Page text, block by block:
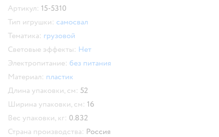
Артикул: 15-5310
Тип игрушки: самосвал
Тематика: грузовой
Световые эффекты: Нет
Электропитание: без питания
Материал: пластик
Длина упаковки, см: 52
Ширина упаковки, см: 16
Вес упаковки, кг: 0.832
Страна производства: Россия